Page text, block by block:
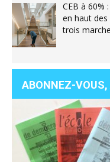
CEB à 60%
en haut
trois
ABONNEZ-